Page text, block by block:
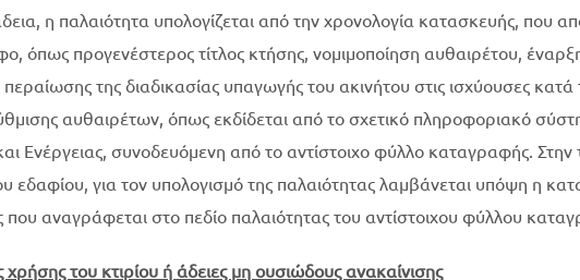
η παλαιότητα υπολογίζεται από την χρονολογία κατασκευής, που
όπως προγενέστερος τίτλος κτήσης, νομιμοποίηση αυθαιρέτου,
της διαδικασίας υπαγωγής του ακινήτου στις ισχύουσες κατά
αυθαιρέτων, όπως εκδίδεται από το σχετικό πληροφοριακό
Ενέργειας, συνοδευόμενη από το αντίστοιχο φύλλο καταγραφής. Στην
εδαφίου, για τον υπολογισμό της παλαιότητας λαμβάνεται υπόψη η
που αναγράφεται στο πεδίο παλαιότητας του αντίστοιχου φύλλου
του κτιρίου ή άδειες μη ουσιώδους ανακαίνισης